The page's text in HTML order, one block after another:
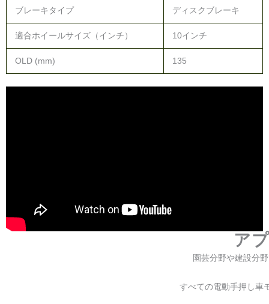
ブレーキタイプ ディスクブレーキ
適合ホイールサイズ（インチ） 10インチ
OLD (mm) 135
ア
園芸分野や建設分
すべての電動手押し車